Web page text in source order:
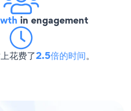
in engagement
花费了2.5倍的时间。